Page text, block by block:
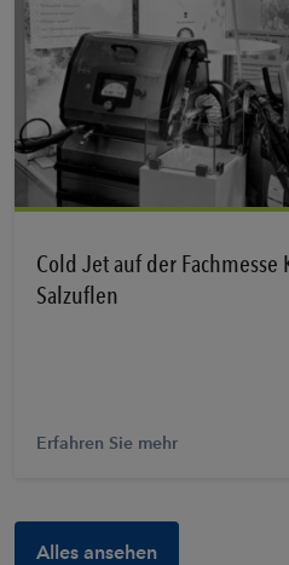
Alles ansehen
Cold Jet auf der
Salzuflen
Erfahren Sie mehr
Erfahren Sie mehr